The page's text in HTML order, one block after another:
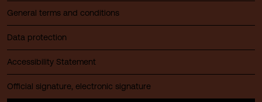
General terms and conditions
Data protection
Accessibility Statement
Official signature, electronic signature